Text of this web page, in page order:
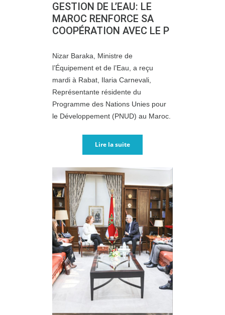
GESTION DE L’EAU: LE
MAROC RENFORCE SA
COOPÉRATION AVEC LE P
Nizar Baraka, Ministre de
l’Équipement et de l’Eau, a reçu
mardi à Rabat, Ilaria Carnevali,
Représentante résidente du
Programme des Nations Unies pour
le Développement (PNUD) au Maroc.
Lire la suite